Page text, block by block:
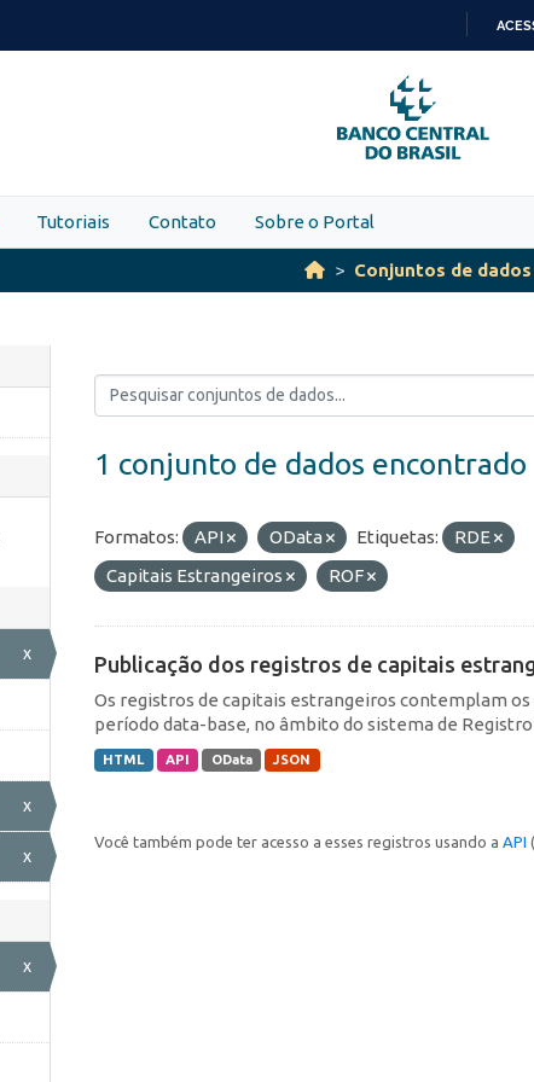
PARA
O
CONTEÚDO
Tutoriais Contato Sobre o Portal
Conjuntos de dados
x
x
x
x
1 conjunto de dados encontrado
Formatos: API OData Etiquetas:
RDE
Capitais Estrangeiros
ROF
Publicação dos registros de capitais
Os registros de capitais estrangeiros contemplam
período data-base, no âmbito do sistema de
HTML API OData JSON
Você também pode ter acesso a esses registros usando a API